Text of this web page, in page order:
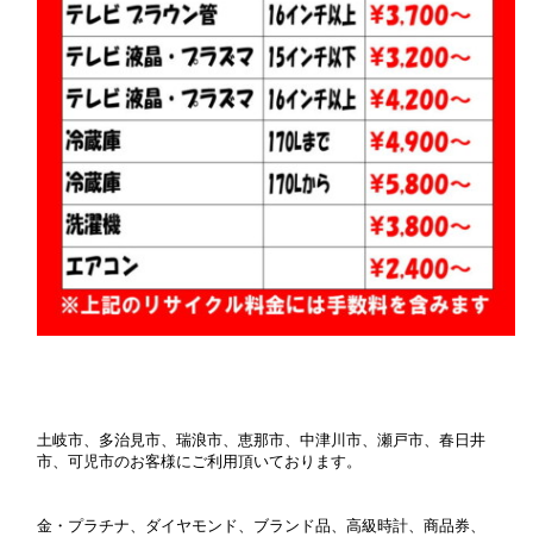
土岐市、多治見市、瑞浪市、恵那市、中津川市、瀬戸市、春日井
市、可児市のお客様にご利用頂いております。
金・プラチナ、ダイヤモンド、ブランド品、高級時計、商品券、